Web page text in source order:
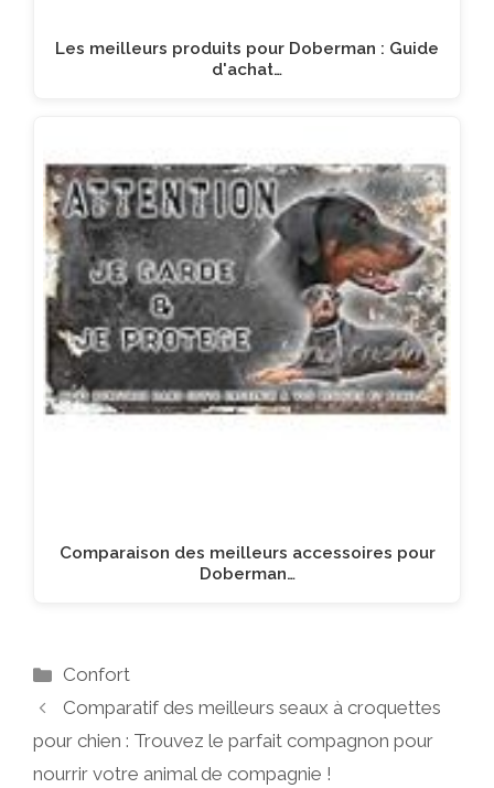
Les meilleurs produits pour Doberman : Guide
d'achat…
Comparaison des meilleurs accessoires pour
Doberman…
Catégories
Confort
Comparatif des meilleurs seaux à croquettes
pour chien : Trouvez le parfait compagnon pour
nourrir votre animal de compagnie !